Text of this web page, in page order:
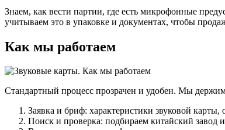
Знаем, как вести партии, где есть микрофонные
учитываем это в упаковке и документах, чтобы
Как мы работаем
Стандартный процесс прозрачен и удобен. Мы
Заявка и бриф: характеристики звуковой
Поиск и проверка: подбираем китайский завод